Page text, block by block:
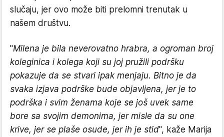
slučaju, jer ovo može biti prelomni trenutak u
našem društvu.
"Milena je bila neverovatno hrabra, a ogroman broj
koleginica i kolega koji su joj pružili podršku
pokazuje da se stvari ipak menjaju. Bitno je da
svaka izjava podrške bude objavljena, jer je to
podrška i svim ženama koje se još uvek same
bore sa svojim demonima, jer misle da su one
krive, jer se plaše osude, jer ih je stid", kaže Marija